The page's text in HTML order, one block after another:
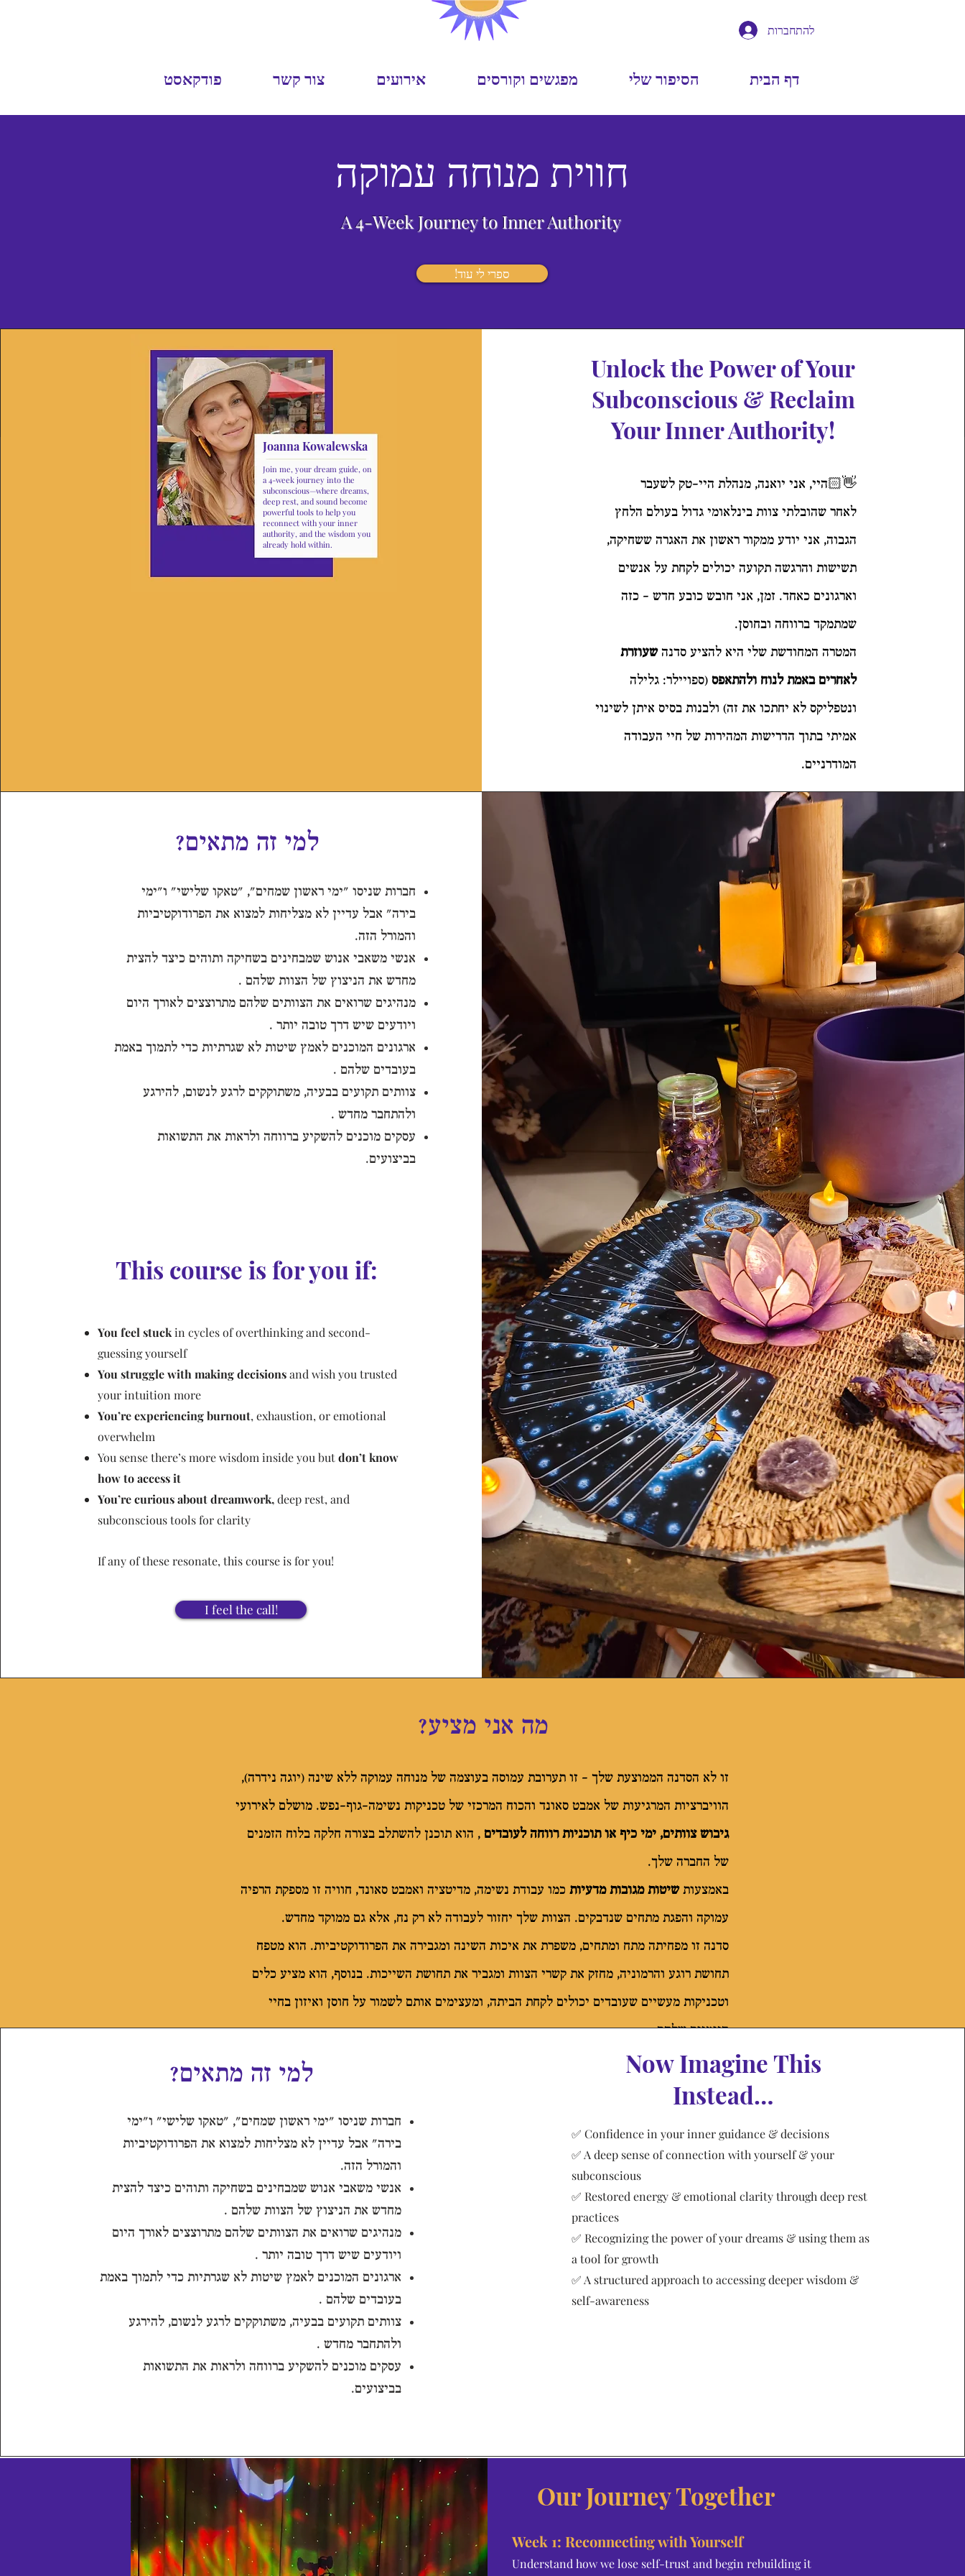
להתחברות
פודקאסט צור קשר אירועים מפגשים וקורסים הסיפור שלי דף הבית
חווית מנוחה עמוקה
A 4-Week Journey to Inner Authority
!ספרי לי עוד
Joanna Kowalewska
Join me, your dream guide, on
a 4-week journey into the
subconscious—where dreams,
deep rest, and sound become
powerful tools to help you
reconnect with your inner
authority, and the wisdom you
already hold within.
Unlock the Power of Your
Subconscious & Reclaim
Your Inner Authority!
👋🏻היי, אני יואנה, מנהלת היי-טק לשעבר
לאחר שהובלתי צוות בינלאומי גדול בעולם הלחץ
הגבוה, אני יודע ממקור ראשון את האגרה ששחיקה,
תשישות והרגשה תקועה יכולים לקחת על אנשים
וארגונים כאחד. זמן, אני חובש כובע חדש - כזה
שמתמקד ברווחה ובחוסן.
המטרה המחודשת שלי היא להציע סדנהשעוזרת
לאחרים באמת לנוח ולהתאפס (ספויילר: גלילה
ונטפליקס לא יחתכו את זה) ולבנות בסיס איתן לשינוי
אמיתי בתוך הדרישות המהירות של חיי העבודה
המודרניים.
למי זה מתאים?
חברות שניסו "ימי ראשון שמחים", "טאקו שלישי" ו"ימי
בירה" אבל עדיין לא מצליחות למצוא את הפרודוקטיביות
והמורל הזה.
אנשי משאבי אנוש שמבחינים בשחיקה ותוהים כיצד להצית
מחדש את הניצוץ של הצוות שלהם .
מנהיגים שרואים את הצוותים שלהם מתרוצצים לאורך היום
ויודעים שיש דרך טובה יותר .
ארגונים המוכנים לאמץ שיטות לא שגרתיות כדי לתמוך באמת
בעובדים שלהם .
צוותים תקועים בבעיה, משתוקקים לרגע לנשום, להירגע
ולהתחבר מחדש .
עסקים מוכנים להשקיע ברווחה ולראות את התשואות
בביצועים.
This course is for you if:
You feel stuckin cycles of overthinking and second-
guessing yourself
You struggle with making decisionsand wish you trusted
your intuition more
You’re experiencing burnout, exhaustion, or emotional
overwhelm
You sense there’s more wisdom inside you butdon’t know
how to access it
You’re curious about dreamwork,deep rest, and
subconscious tools for clarity
If any of these resonate, this course is for you!
I feel the call!
מה אני מציע?
זו לא הסדנה הממוצעת שלך - זו תערובת עמוסה בעוצמה של מנוחה עמוקה ללא שינה (יוגה נידרה),
הוויברציות המרגיעות של אמבט סאונד והכוח המרכזי של טכניקות נשימה-גוף-נפש. מושלם לאירועי
גיבוש צוותים, ימי כיף או תוכניות רווחה לעובדים , הוא תוכנן להשתלב בצורה חלקה בלוח הזמנים
של החברה שלך.
באמצעותשיטות מגובות מדעיות כמו עבודת נשימה, מדיטציה ואמבט סאונד, חוויה זו מספקת הרפיה
עמוקה והפגת מתחים שנדבקים. הצוות שלך יחזור לעבודה לא רק נח, אלא גם ממוקד מחדש.
סדנה זו מפחיתה מתח ומתחים, משפרת את איכות השינה ומגבירה את הפרודוקטיביות. הוא מטפח
תחושת רוגע והרמוניה, מחזק את קשרי הצוות ומגביר את תחושת השייכות. בנוסף, הוא מציע כלים
וטכניקות מעשיים שעובדים יכולים לקחת הביתה, ומעצימים אותם לשמור על חוסן ואיזון בחיי
היומיום שלהם.
למי זה מתאים?
חברות שניסו "ימי ראשון שמחים", "טאקו שלישי" ו"ימי
בירה" אבל עדיין לא מצליחות למצוא את הפרודוקטיביות
והמורל הזה.
אנשי משאבי אנוש שמבחינים בשחיקה ותוהים כיצד להצית
מחדש את הניצוץ של הצוות שלהם .
מנהיגים שרואים את הצוותים שלהם מתרוצצים לאורך היום
ויודעים שיש דרך טובה יותר .
ארגונים המוכנים לאמץ שיטות לא שגרתיות כדי לתמוך באמת
בעובדים שלהם .
צוותים תקועים בבעיה, משתוקקים לרגע לנשום, להירגע
ולהתחבר מחדש .
עסקים מוכנים להשקיע ברווחה ולראות את התשואות
בביצועים.
Now Imagine This
Instead…
✅ Confidence in your inner guidance & decisions
✅ A deep sense of connection with yourself & your
subconscious
✅ Restored energy & emotional clarity through deep rest
practices
✅ Recognizing the power of your dreams & using them as
a tool for growth
✅ A structured approach to accessing deeper wisdom &
self-awareness
Our Journey Together
Week 1: Reconnecting with Yourself
Understand how we lose self-trust and begin rebuilding it